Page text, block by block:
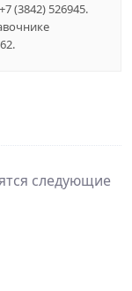
(3842) 526945.
следующие